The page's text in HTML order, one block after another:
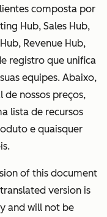
composta por
Hub, Sales Hub,
Revenue Hub,
registro que unifica
equipes. Abaixo,
nossos preços,
lista de recursos
e quaisquer
of this document
version is
and will not be